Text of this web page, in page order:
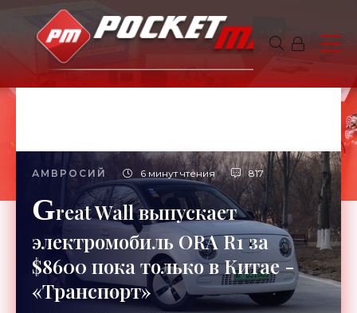
АМВРОСИЙ 6 минут чтения 817
Great Wall выпускает
электромобиль ORA R1 за
$8600 пока только в Китае -
«Транспорт»